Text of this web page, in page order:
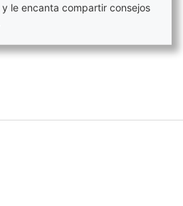
le encanta compartir consejos